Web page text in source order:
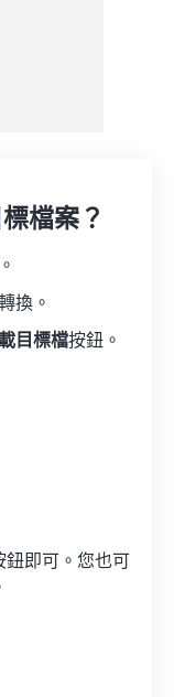
檔案？
換。
載目標檔按鈕。
即可。您也可